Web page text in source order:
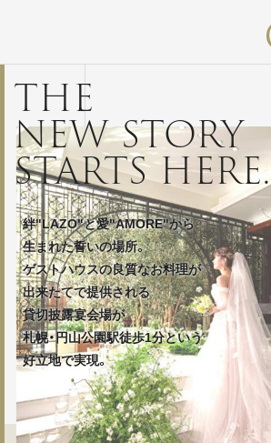
THE
NEW STORY
STARTS HERE.
絆"LAZO"と愛"AMORE"から
生まれた誓いの場所。
ゲストハウスの良質なお料理が
出来たてで提供される
貸切披露宴会場が
札幌・円山公園駅徒歩1分という
好立地で実現。